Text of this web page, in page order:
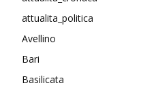
attualita_politica
Avellino
Bari
Basilicata